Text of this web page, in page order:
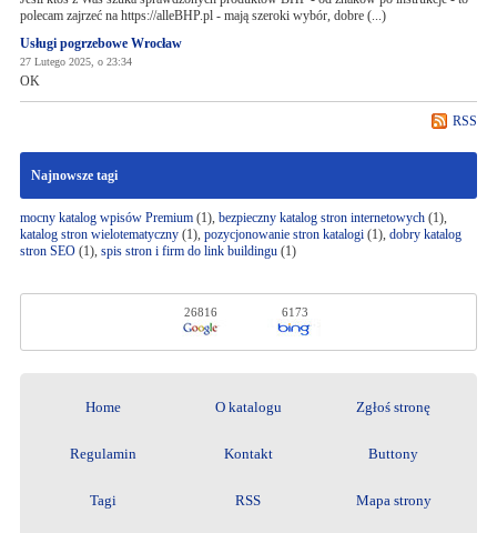
polecam zajrzeć na https://alleBHP.pl - mają szeroki wybór, dobre (...)
Usługi pogrzebowe Wrocław
27 Lutego 2025, o 23:34
OK
RSS
Najnowsze tagi
mocny katalog wpisów Premium(1), bezpieczny katalog stron internetowych(1),
katalog stron wielotematyczny(1), pozycjonowanie stron katalogi(1), dobry katalog
stron SEO(1), spis stron i firm do link buildingu(1)
26816 6173
Home O katalogu Zgłoś stronę
Regulamin Kontakt Buttony
Tagi RSS Mapa strony